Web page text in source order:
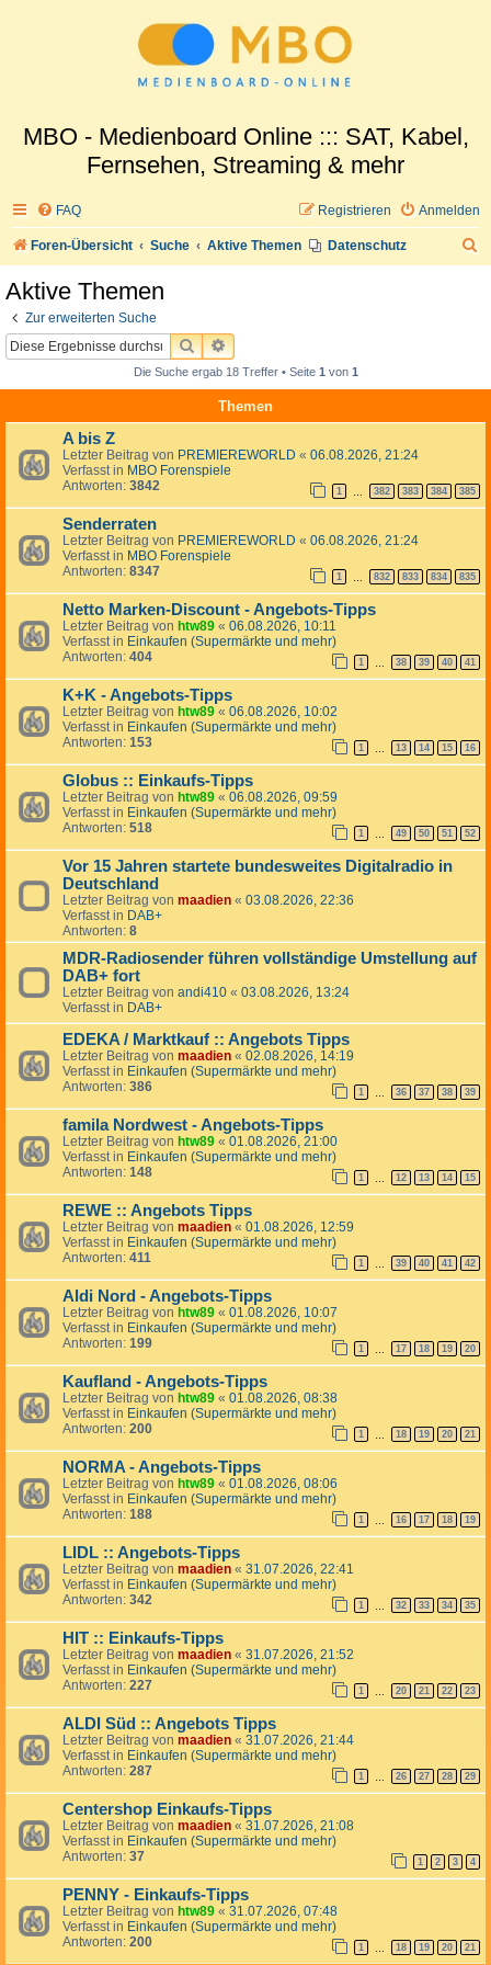
MBO - Medienboard Online ::: SAT, Kabel,
Fernsehen, Streaming & mehr
FAQ Anmelden
Registrieren
Foren-Übersicht Suche Aktive Themen Datenschutz
Aktive Themen
Zur erweiterten Suche
SUCHEERWEITERTE SUCHE
Die Suche ergab 18 Treffer • Seite 1von 1
Themen
A bis Z
Letzter Beitrag von PREMIEREWORLD « 06.08.2026, 21:24
Verfasst in MBO Forenspiele
Antworten: 3842 1 … 382 383 384 385
Senderraten
Letzter Beitrag von PREMIEREWORLD « 06.08.2026, 21:24
Verfasst in MBO Forenspiele
Antworten: 8347 1 … 832 833 834 835
Netto Marken-Discount - Angebots-Tipps
Letzter Beitrag von htw89 « 06.08.2026, 10:11
Verfasst in Einkaufen (Supermärkte und mehr)
Antworten: 404 1 … 38 39 40 41
K+K - Angebots-Tipps
Letzter Beitrag von htw89 « 06.08.2026, 10:02
Verfasst in Einkaufen (Supermärkte und mehr)
Antworten: 153 1 … 13 14 15 16
Globus :: Einkaufs-Tipps
Letzter Beitrag von htw89 « 06.08.2026, 09:59
Verfasst in Einkaufen (Supermärkte und mehr)
Antworten: 518 1 … 49 50 51 52
Vor 15 Jahren startete bundesweites Digitalradio in
Deutschland
Letzter Beitrag von maadien « 03.08.2026, 22:36
Verfasst in DAB+
Antworten: 8
MDR-Radiosender führen vollständige Umstellung auf
DAB+ fort
Letzter Beitrag von andi410 « 03.08.2026, 13:24
Verfasst in DAB+
EDEKA / Marktkauf :: Angebots Tipps
Letzter Beitrag von maadien « 02.08.2026, 14:19
Verfasst in Einkaufen (Supermärkte und mehr)
Antworten: 386 1 … 36 37 38 39
famila Nordwest - Angebots-Tipps
Letzter Beitrag von htw89 « 01.08.2026, 21:00
Verfasst in Einkaufen (Supermärkte und mehr)
Antworten: 148 1 … 12 13 14 15
REWE :: Angebots Tipps
Letzter Beitrag von maadien « 01.08.2026, 12:59
Verfasst in Einkaufen (Supermärkte und mehr)
Antworten: 411 1 … 39 40 41 42
Aldi Nord - Angebots-Tipps
Letzter Beitrag von htw89 « 01.08.2026, 10:07
Verfasst in Einkaufen (Supermärkte und mehr)
Antworten: 199 1 … 17 18 19 20
Kaufland - Angebots-Tipps
Letzter Beitrag von htw89 « 01.08.2026, 08:38
Verfasst in Einkaufen (Supermärkte und mehr)
Antworten: 200 1 … 18 19 20 21
NORMA - Angebots-Tipps
Letzter Beitrag von htw89 « 01.08.2026, 08:06
Verfasst in Einkaufen (Supermärkte und mehr)
Antworten: 188 1 … 16 17 18 19
LIDL :: Angebots-Tipps
Letzter Beitrag von maadien « 31.07.2026, 22:41
Verfasst in Einkaufen (Supermärkte und mehr)
Antworten: 342 1 … 32 33 34 35
HIT :: Einkaufs-Tipps
Letzter Beitrag von maadien « 31.07.2026, 21:52
Verfasst in Einkaufen (Supermärkte und mehr)
Antworten: 227 1 … 20 21 22 23
ALDI Süd :: Angebots Tipps
Letzter Beitrag von maadien « 31.07.2026, 21:44
Verfasst in Einkaufen (Supermärkte und mehr)
Antworten: 287 1 … 26 27 28 29
Centershop Einkaufs-Tipps
Letzter Beitrag von maadien « 31.07.2026, 21:08
Verfasst in Einkaufen (Supermärkte und mehr)
Antworten: 37 1 2 3 4
PENNY - Einkaufs-Tipps
Letzter Beitrag von htw89 « 31.07.2026, 07:48
Verfasst in Einkaufen (Supermärkte und mehr)
Antworten: 200 1 … 18 19 20 21